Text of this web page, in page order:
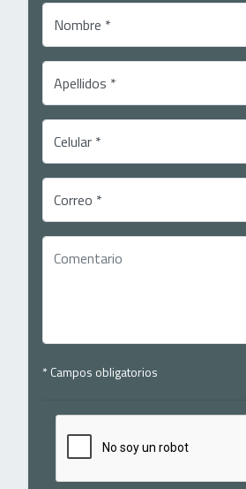
Nombre *
Apellidos *
Celular *
Correo *
* Campos obligatorios